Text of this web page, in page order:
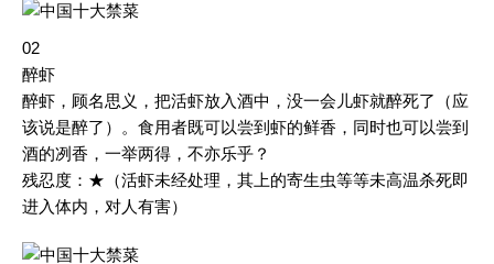
02
醉虾
醉虾，顾名思义，把活虾放入酒中，没一会儿虾就醉死了（应
该说是醉了）。食用者既可以尝到虾的鲜香，同时也可以尝到
酒的冽香，一举两得，不亦乐乎？
残忍度：★（活虾未经处理，其上的寄生虫等等未高温杀死即
进入体内，对人有害）